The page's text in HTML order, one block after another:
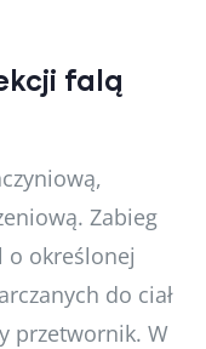
falą
Zabieg
o określonej
do ciał
przetwornik. W